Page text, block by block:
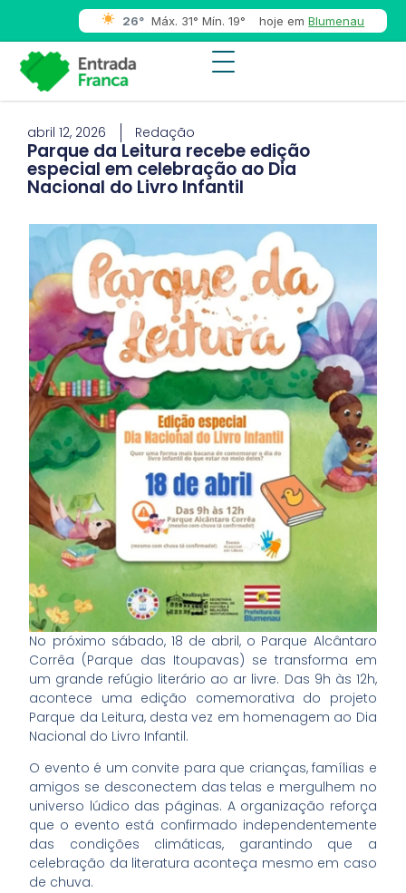
26° Máx. 31° Mín. 19° hoje em Blumenau
abril 12, 2026 Redação
Parque da Leitura recebe edição
especial em celebração ao Dia
Nacional do Livro Infantil
No próximo sábado, 18 de abril, o Parque Alcântaro
Corrêa (Parque das Itoupavas) se transforma em
um grande refúgio literário ao ar livre. Das 9h às 12h,
acontece uma edição comemorativa do projeto
Parque da Leitura, desta vez em homenagem ao Dia
Nacional do Livro Infantil.
O evento é um convite para que crianças, famílias e
amigos se desconectem das telas e mergulhem no
universo lúdico das páginas. A organização reforça
que o evento está confirmado independentemente
das condições climáticas, garantindo que a
celebração da literatura aconteça mesmo em caso
de chuva.